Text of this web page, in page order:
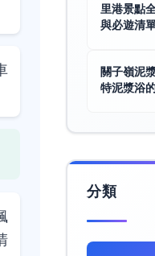
里港景點
與必遊清
關子嶺泥
特泥漿浴
分類